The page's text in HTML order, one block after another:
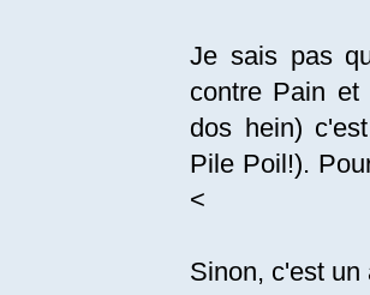
Je sais pas
contre Pain
dos hein)
Pile Poil!).
<
Sinon, c'est un